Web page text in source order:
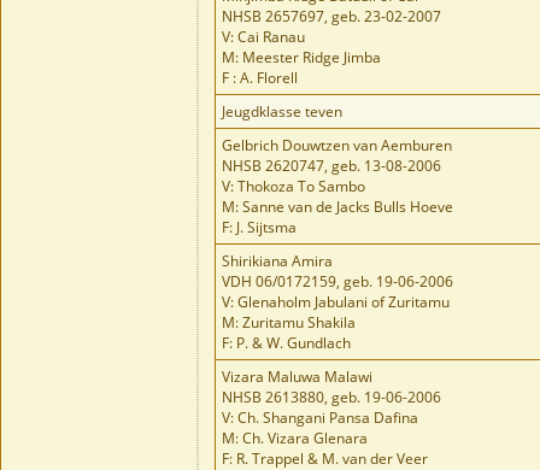
NHSB 2657697, geb. 23-02-2007
V: Cai Ranau
M: Meester Ridge Jimba
F : A. Florell
Jeugdklasse teven
Gelbrich Douwtzen van Aemburen
NHSB 2620747, geb. 13-08-2006
V: Thokoza To Sambo
M: Sanne van de Jacks Bulls Hoeve
F: J. Sijtsma
Shirikiana Amira
VDH 06/0172159, geb. 19-06-2006
V: Glenaholm Jabulani of Zuritamu
M: Zuritamu Shakila
F: P. & W. Gundlach
Vizara Maluwa Malawi
NHSB 2613880, geb. 19-06-2006
V: Ch. Shangani Pansa Dafina
M: Ch. Vizara Glenara
F: R. Trappel & M. van der Veer